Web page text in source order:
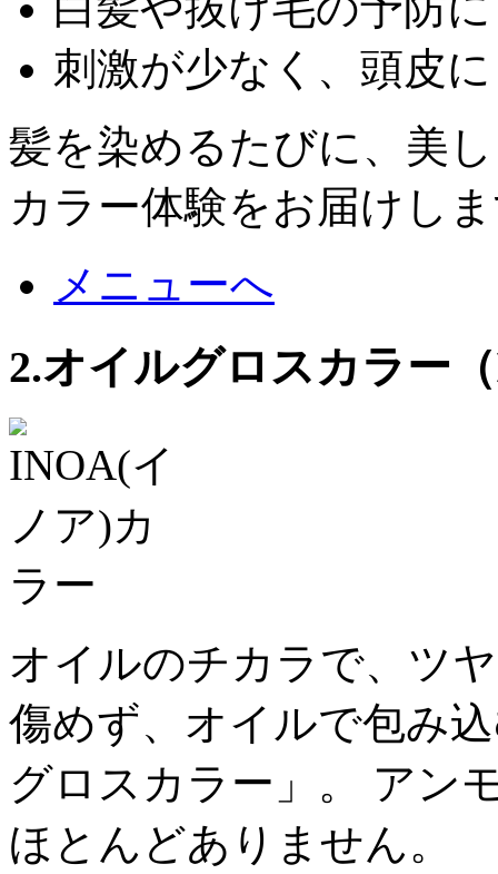
刺激が少なく、頭皮
髪を染めるたびに、美
カラー体験をお届けし
メニューへ
2.オイルグロスカラー
オイルのチカラで、ツ
傷めず、オイルで包み
グロスカラー」。 アン
ほとんどありません。